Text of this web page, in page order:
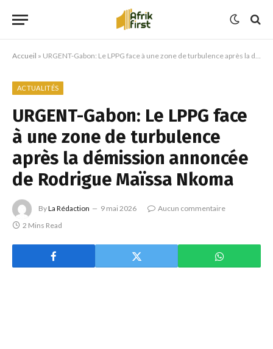
Accueil » URGENT-Gabon: Le LPPG face à une zone de turbulence après la démission annoncée de Rodrigue Maïssa Nkoma
ACTUALITÉS
URGENT-Gabon: Le LPPG face
à une zone de turbulence
après la démission annoncée
de Rodrigue Maïssa Nkoma
ByLa Rédaction 9 mai 2026
Aucun commentaire
2 Mins Read